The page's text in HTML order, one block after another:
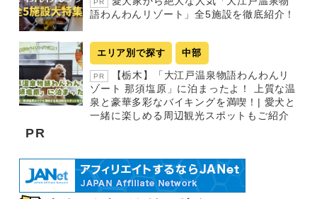
PR
語わんわんリゾート」全5施設を徹底紹介！
エリア別で探す 中部
PR
【栃木】「大江戸温泉物語わんわんリ
ゾート 那須塩原」に泊まったよ！ 上質な温
泉と豪華多彩なバイキングを満喫！| 愛犬と
一緒に楽しめる周辺観光スポットもご紹介
PR